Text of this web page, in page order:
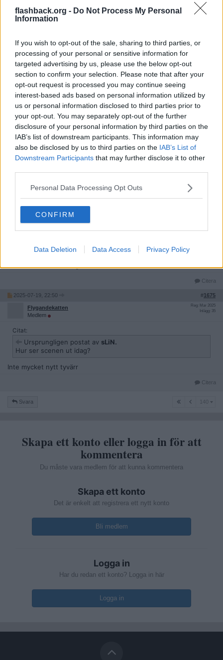
flashback.org - Do Not Process My Personal
Information
If you wish to opt-out of the sale, sharing to third parties, or
processing of your personal or sensitive information for
targeted advertising by us, please use the below opt-out
section to confirm your selection. Please note that after your
opt-out request is processed you may continue seeing
interest-based ads based on personal information utilized by
us or personal information disclosed to third parties prior to
your opt-out. You may separately opt-out of the further
disclosure of your personal information by third parties on the
IAB’s list of downstream participants. This information may
also be disclosed by us to third parties on the IAB’s List of
Downstream Participants that may further disclose it to other
Personal Data Processing Opt Outs
CONFIRM
Data Deletion Data Access Privacy Policy
Medlem
Inlägg: 111
Citat:
Sådärja! Finns bild?
Skulle tippa på att denna norska person snackar om alla ghost ink
tags
2025-04-14, 12:26 #
Molekyl3n
Medlem
Citat:
Ursprungligen postat avxiebaolao666
Skulle tippa på att denna norska person snackar om alla
2025-07-17, 18:09 #1674
Medlem
Citera
2025-07-19, 22:50 #1675
Flygandekatten
Medlem
Reg: Mar 2025
Inlägg: 35
Citat:
Ursprungligen postat av sLiN.
Hur ser scenen ut idag?
Inte mycket nytt tyvärr
Citera
Svara 140 140
Skapa ett konto eller logga in för att
kommentera
Du måste vara medlem för att kunna kommentera
Skapa ett konto
Det är enkelt att registrera ett nytt konto
Bli medlem
Logga in
Har du redan ett konto? Logga in här
Logga in